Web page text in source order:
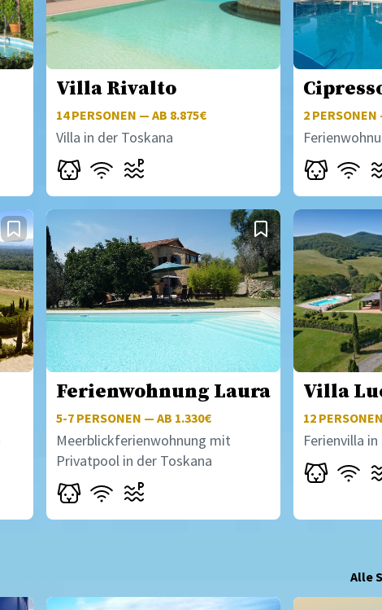
Villa Rivalto
14PERSONEN — AB 8.875€
Villa in der Toskana
2
Ferienwohnung Laura
5-7 PERSONEN — AB 1.330€
Meerblickferienwohnung mit
Privatpool in der Toskana
Villa
12
Ferienvilla
Alle